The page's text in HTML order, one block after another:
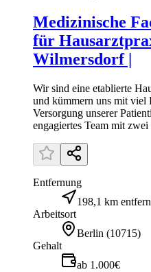
Medizinische
für
Wilmersdorf |
Wir sind eine etablierte
und kümmern uns mit viel
Versorgung unserer
engagiertes Team mit
Entfernung
198,1 km
Arbeitsort
Berlin (10715)
Gehalt
ab 1.000€